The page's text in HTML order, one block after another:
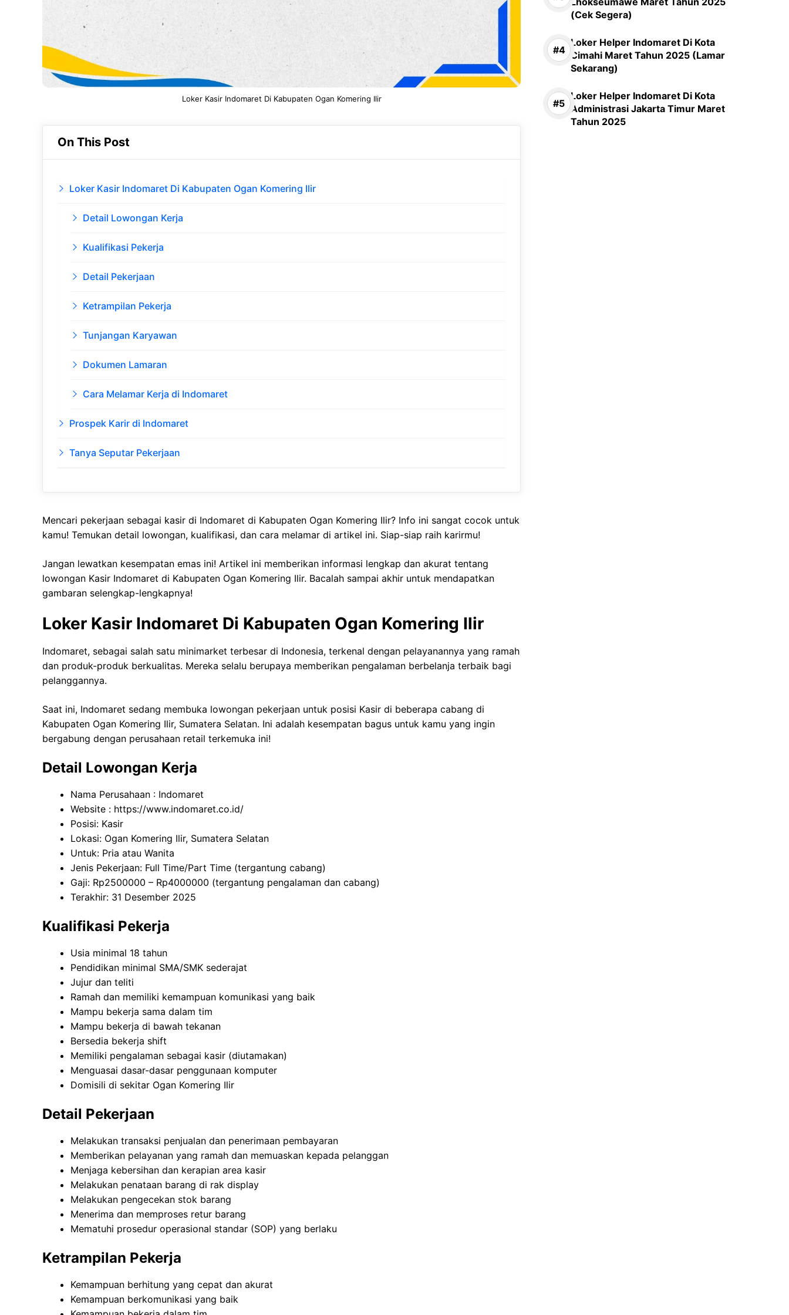
Loker Kasir Indomaret Di Kabupaten Ogan Komering Ilir
On This Post
Loker Kasir Indomaret Di Kabupaten Ogan Komering Ilir
Detail Lowongan Kerja
Kualifikasi Pekerja
Detail Pekerjaan
Ketrampilan Pekerja
Tunjangan Karyawan
Dokumen Lamaran
Cara Melamar Kerja di Indomaret
Prospek Karir di Indomaret
Tanya Seputar Pekerjaan
Mencari pekerjaan sebagai kasir di Indomaret di Kabupaten Ogan Komering Ilir? Info ini sangat cocok untuk
kamu! Temukan detail lowongan, kualifikasi, dan cara melamar di artikel ini. Siap-siap raih karirmu!
Jangan lewatkan kesempatan emas ini! Artikel ini memberikan informasi lengkap dan akurat tentang
lowongan Kasir Indomaret di Kabupaten Ogan Komering Ilir. Bacalah sampai akhir untuk mendapatkan
gambaran selengkap-lengkapnya!
Loker Kasir Indomaret Di Kabupaten Ogan Komering Ilir
Indomaret, sebagai salah satu minimarket terbesar di Indonesia, terkenal dengan pelayanannya yang ramah
dan produk-produk berkualitas. Mereka selalu berupaya memberikan pengalaman berbelanja terbaik bagi
pelanggannya.
Saat ini, Indomaret sedang membuka lowongan pekerjaan untuk posisi Kasir di beberapa cabang di
Kabupaten Ogan Komering Ilir, Sumatera Selatan. Ini adalah kesempatan bagus untuk kamu yang ingin
bergabung dengan perusahaan retail terkemuka ini!
Detail Lowongan Kerja
Nama Perusahaan : Indomaret
Website : https://www.indomaret.co.id/
Posisi: Kasir
Lokasi: Ogan Komering Ilir, Sumatera Selatan
Untuk: Pria atau Wanita
Jenis Pekerjaan: Full Time/Part Time (tergantung cabang)
Gaji: Rp2500000 – Rp4000000 (tergantung pengalaman dan cabang)
Terakhir: 31 Desember 2025
Kualifikasi Pekerja
Usia minimal 18 tahun
Pendidikan minimal SMA/SMK sederajat
Jujur dan teliti
Ramah dan memiliki kemampuan komunikasi yang baik
Mampu bekerja sama dalam tim
Mampu bekerja di bawah tekanan
Bersedia bekerja shift
Memiliki pengalaman sebagai kasir (diutamakan)
Menguasai dasar-dasar penggunaan komputer
Domisili di sekitar Ogan Komering Ilir
Detail Pekerjaan
Melakukan transaksi penjualan dan penerimaan pembayaran
Memberikan pelayanan yang ramah dan memuaskan kepada pelanggan
Menjaga kebersihan dan kerapian area kasir
Melakukan penataan barang di rak display
Melakukan pengecekan stok barang
Menerima dan memproses retur barang
Mematuhi prosedur operasional standar (SOP) yang berlaku
Ketrampilan Pekerja
Kemampuan berhitung yang cepat dan akurat
Kemampuan berkomunikasi yang baik
(Cek Segera)
Loker Helper Indomaret Di Kota
Cimahi Maret Tahun 2025 (Lamar
Sekarang)
Loker Helper Indomaret Di Kota
Administrasi Jakarta Timur Maret
Tahun 2025